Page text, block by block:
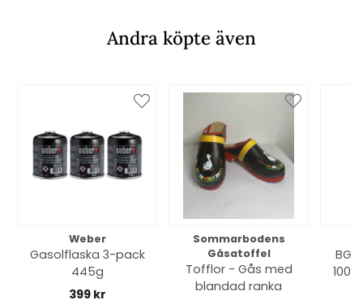
Andra köpte även
Weber
Gasolflaska 3-pack
445g
399 kr
Sommarbodens
Gåsatoffel
Tofflor - Gås med
blandad ranka